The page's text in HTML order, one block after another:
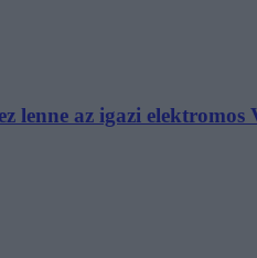
lenne az igazi elektromos